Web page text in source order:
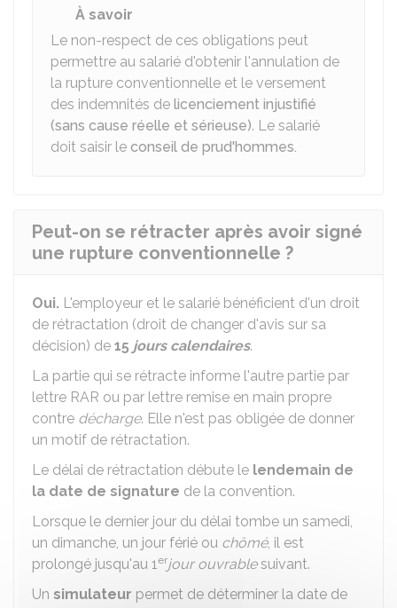
À savoir
Le non-respect de ces obligations peut
permettre au salarié d'obtenir l'annulation de
la rupture conventionnelle et le versement
des indemnités de licenciement injustifié
(sans cause réelle et sérieuse). Le salarié
doit saisir le conseil de prud'hommes.
Peut-on se rétracter après avoir signé
une rupture conventionnelle ?
Oui. L'employeur et le salarié bénéficient d'un droit
de rétractation (droit de changer d'avis sur sa
décision) de 15 jours calendaires.
La partie qui se rétracte informe l'autre partie par
lettre RAR ou par lettre remise en main propre
contre décharge. Elle n'est pas obligée de donner
un motif de rétractation.
Le délai de rétractation débute le lendemain de
la date de signature de la convention.
Lorsque le dernier jour du délai tombe un samedi,
un dimanche, un jour férié ou chômé, il est
prolongé jusqu'au 1erjour ouvrablesuivant.
Un simulateur permet de déterminer la date de